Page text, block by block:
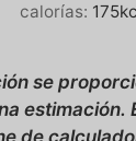
calorías: 175
estimación.